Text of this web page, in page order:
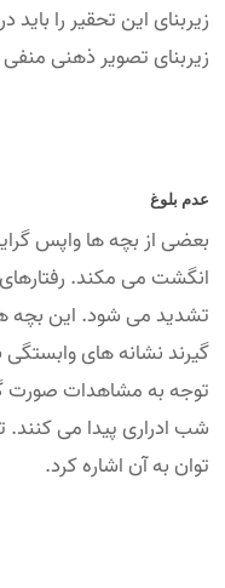
زیربنای این تحقیر را
زیربنای تصویر ذهنی
عدم بلوغ
بعضی از بچه ها واپس
انگشت می مکند.
تشدید می شود. این بچه
گیرند نشانه های
توجه به مشاهدات صورت
شب ادراری پیدا می
توان به آن اشاره کرد.